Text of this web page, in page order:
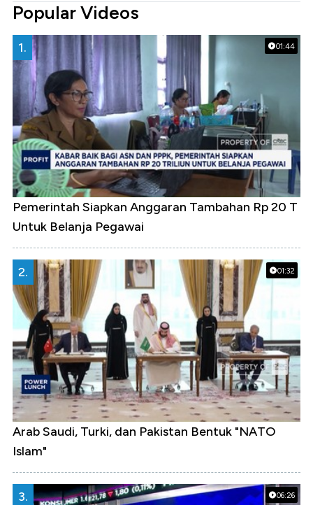
Popular Videos
01:44
1.
Pemerintah Siapkan Anggaran Tambahan Rp 20 T
Untuk Belanja Pegawai
01:32
2.
Arab Saudi, Turki, dan Pakistan Bentuk "NATO
Islam"
06:26
3.